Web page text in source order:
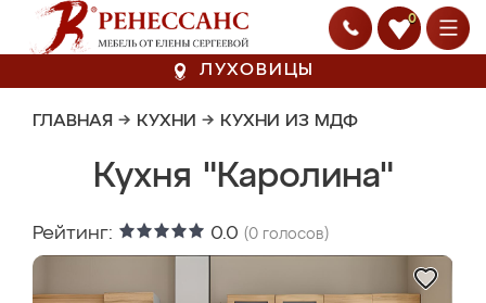
0
ЛУХОВИЦЫ
ГЛАВНАЯ → КУХНИ → КУХНИ ИЗ МДФ
Кухня "Каролина"
Рейтинг: 0.0 (0 голосов)